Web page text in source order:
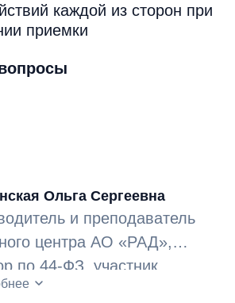
каждой из сторон при
приемки
Ольга Сергеевна
и преподаватель
центра АО «РАД»,
по 44-ФЗ, участник
и межрегиональных
работы в сфере закупок –